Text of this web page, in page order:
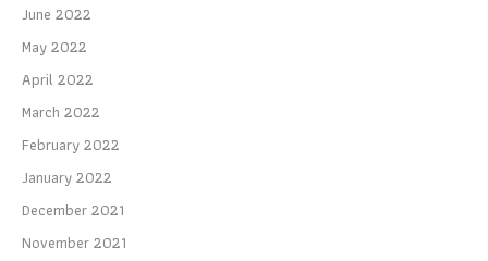
June 2022
May 2022
April 2022
March 2022
February 2022
January 2022
December 2021
November 2021